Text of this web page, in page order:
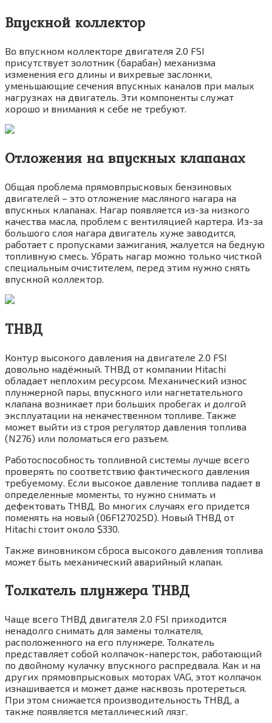
Впускной коллектор
Во впускном коллекторе двигателя 2.0 FSI
присутствует золотник (барабан) механизма
изменения его длины и вихревые заслонки,
уменьшающие сечения впускных каналов при малых
нагрузках на двигатель. Эти компоненты служат
хорошо и внимания к себе не требуют.
Отложения на впускных клапанах
Общая проблема прямовпрысковых бензиновых
двигателей – это отложение масляного нагара на
впускных клапанах. Нагар появляется из-за низкого
качества масла, проблем с вентиляцией картера. Из-за
большого слоя нагара двигатель хуже заводится,
работает с пропусками зажигания, жалуется на бедную
топливную смесь. Убрать нагар можно только чисткой
специальным очистителем, перед этим нужно снять
впускной коллектор.
ТНВД
Контур высокого давления на двигателе 2.0 FSI
довольно надёжный. ТНВД от компании Hitachi
обладает неплохим ресурсом. Механический износ
плунжерной пары, впускного или нагнетательного
клапана возникает при больших пробегах и долгой
эксплуатации на некачественном топливе. Также
может выйти из строя регулятор давления топлива
(N276) или поломаться его разъем.
Работоспособность топливной системы лучше всего
проверять по соответствию фактического давления
требуемому. Если высокое давление топлива падает в
определенные моменты, то нужно снимать и
дефектовать ТНВД. Во многих случаях его придется
поменять на новый (06F127025D). Новый ТНВД от
Hitachi стоит около $330.
Также виновником сброса высокого давления топлива
может быть механический аварийный клапан.
Толкатель плунжера ТНВД
Чаще всего ТНВД двигателя 2.0 FSI приходится
ненадолго снимать для замены толкателя,
расположенного на его плунжере. Толкатель
представляет собой колпачок-наперсток, работающий
по двойному кулачку впускного распредвала. Как и на
других прямовпрысковых моторах VAG, этот колпачок
изнашивается и может даже насквозь протереться.
При этом снижается производительность ТНВД, а
также появляется металлический лязг.